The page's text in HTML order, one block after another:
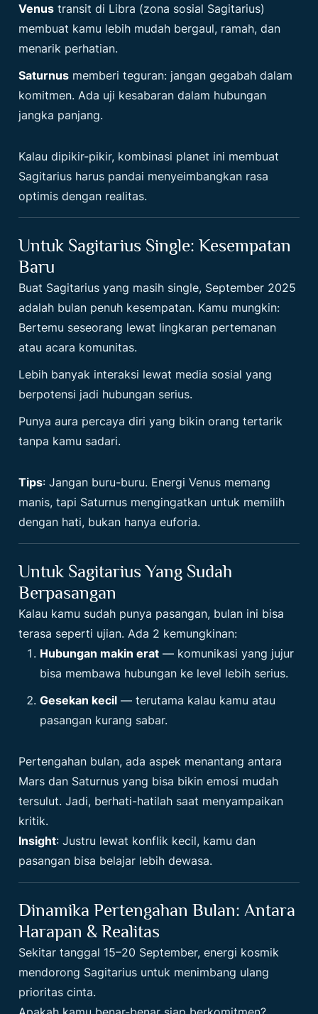
Venus transit di Libra (zona sosial Sagitarius)
membuat kamu lebih mudah bergaul, ramah, dan
menarik perhatian.
Saturnus memberi teguran: jangan gegabah dalam
komitmen. Ada uji kesabaran dalam hubungan
jangka panjang.
Kalau dipikir-pikir, kombinasi planet ini membuat
Sagitarius harus pandai menyeimbangkan rasa
optimis dengan realitas.
Untuk Sagitarius Single: Kesempatan
Baru
Buat Sagitarius yang masih single, September 2025
adalah bulan penuh kesempatan. Kamu mungkin:
Bertemu seseorang lewat lingkaran pertemanan
atau acara komunitas.
Lebih banyak interaksi lewat media sosial yang
berpotensi jadi hubungan serius.
Punya aura percaya diri yang bikin orang tertarik
tanpa kamu sadari.
Tips: Jangan buru-buru. Energi Venus memang
manis, tapi Saturnus mengingatkan untuk memilih
dengan hati, bukan hanya euforia.
Untuk Sagitarius Yang Sudah
Berpasangan
Kalau kamu sudah punya pasangan, bulan ini bisa
terasa seperti ujian. Ada 2 kemungkinan:
Hubungan makin erat — komunikasi yang jujur
bisa membawa hubungan ke level lebih serius.
Gesekan kecil — terutama kalau kamu atau
pasangan kurang sabar.
Pertengahan bulan, ada aspek menantang antara
Mars dan Saturnus yang bisa bikin emosi mudah
tersulut. Jadi, berhati-hatilah saat menyampaikan
kritik.
Insight: Justru lewat konflik kecil, kamu dan
pasangan bisa belajar lebih dewasa.
Dinamika Pertengahan Bulan: Antara
Harapan & Realitas
Sekitar tanggal 15–20 September, energi kosmik
mendorong Sagitarius untuk menimbang ulang
prioritas cinta.